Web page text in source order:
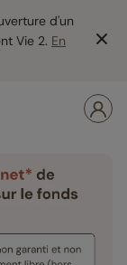
d'un
Vie 2. En